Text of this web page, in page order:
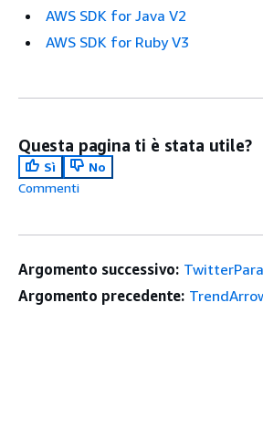
AWS SDK for Java V2
AWS SDK for Ruby V3
Questa pagina ti è stata utile?
Sì
No
Commenti
Argomento successivo:
Argomento precedente: